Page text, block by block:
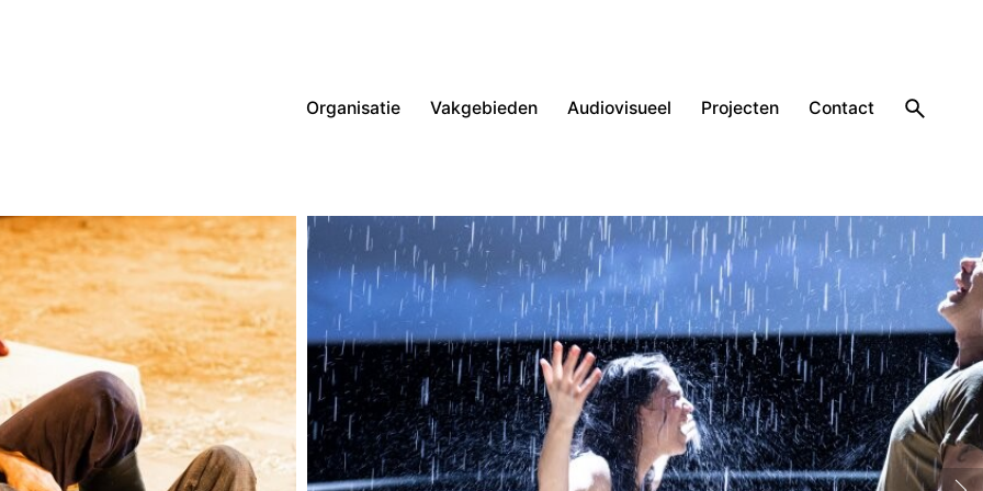
Organisatie Vakgebieden Audiovisueel Projecten Contact